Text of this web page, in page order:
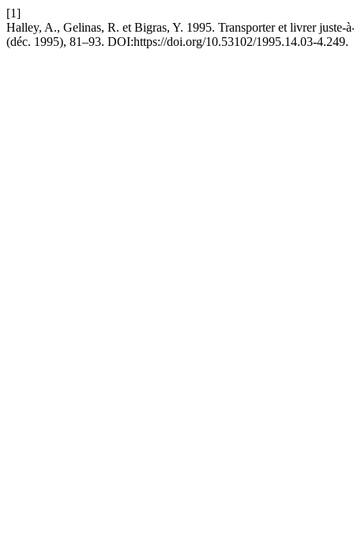
[1]
Halley, A., Gelinas, R. et Bigras, Y. 1995. Transporter et livrer juste-
(déc. 1995), 81–93. DOI:https://doi.org/10.53102/1995.14.03-4.249.